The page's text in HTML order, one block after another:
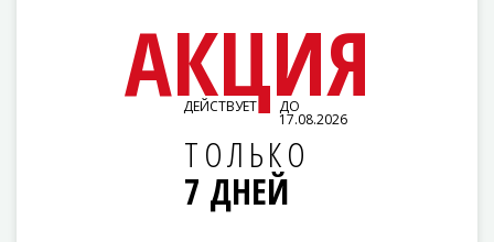
АКЦИЯ
ДЕЙСТВУЕТ ДО
17.08.2026
ТОЛЬКО
7 ДНЕЙ